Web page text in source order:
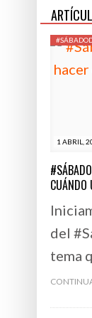
1 ABRIL,
CUÁNDO
del
tema